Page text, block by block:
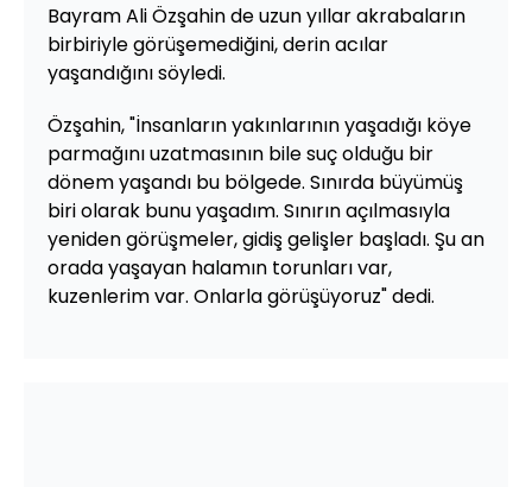
Bayram Ali Özşahin de uzun yıllar akrabaların
birbiriyle görüşemediğini, derin acılar
yaşandığını söyledi.
Özşahin, "İnsanların yakınlarının yaşadığı köye
parmağını uzatmasının bile suç olduğu bir
dönem yaşandı bu bölgede. Sınırda büyümüş
biri olarak bunu yaşadım. Sınırın açılmasıyla
yeniden görüşmeler, gidiş gelişler başladı. Şu an
orada yaşayan halamın torunları var,
kuzenlerim var. Onlarla görüşüyoruz" dedi.